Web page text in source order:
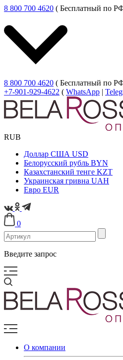
8 800 700 4620 ( Бесплатный по
8 800 700 4620 ( Бесплатный по
+7-901-929-4622 ( WhatsApp |
RUB
Доллар США USD
Белорусский рубль BYN
Казахстанский тенге KZT
Украинская гривна UAH
Евро EUR
0
Введите запрос
О компании